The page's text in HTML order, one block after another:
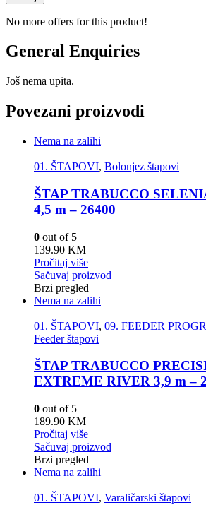
No more offers for this product!
General Enquiries
Još nema upita.
Povezani proizvodi
Nema na zalihi
01. ŠTAPOVI, Bolonjez štapovi
ŠTAP TRABUCCO
4,5 m – 26400
0 out of 5
139.90 KM
Pročitaj više
Sačuvaj proizvod
Brzi pregled
Nema na zalihi
01. ŠTAPOVI, 09. FEEDER
Feeder štapovi
ŠTAP TRABUCCO
EXTREME RIVER 3,9 m –
0 out of 5
189.90 KM
Pročitaj više
Sačuvaj proizvod
Brzi pregled
Nema na zalihi
01. ŠTAPOVI, Varaličarski štapovi